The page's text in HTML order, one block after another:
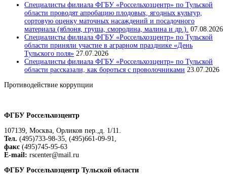
Специалисты филиала ФГБУ «Россельхозцентр» по Тульской
области проводят апробацию плодовых, ягодных культур,
сортовую оценку маточных насаждений и посадочного
материала (яблоня, груша, смородина, малина и др.). 07.08.2026
Специалисты филиала ФГБУ «Россельхозцентр» по Тульской
области приняли участие в аграрном празднике «День
Тульского поля» 27.07.2026
Специалисты филиала ФГБУ «Россельхозцентр» по Тульской
области рассказали, как бороться с проволочниками 23.07.2026
Противодействие коррупции
ФГБУ Россельхозцентр
107139, Москва, Орликов пер.,д. 1/11.
Тел. (495)733-98-35, (495)661-09-91,
факс (495)745-95-63
E-mail: rscenter@mail.ru
ФГБУ Россельхозцентр Тульской области